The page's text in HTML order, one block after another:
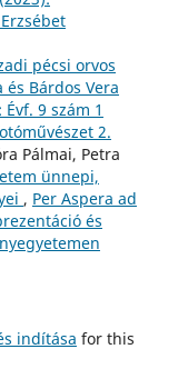
pécsi orvos
Bárdos Vera
9 szám 1
2.
Pálmai, Petra
ünnepi,
, Per Aspera ad
és
indítása for this